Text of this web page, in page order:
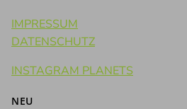
IMPRESSUM
DATENSCHUTZ
INSTAGRAM PLANETS
NEU